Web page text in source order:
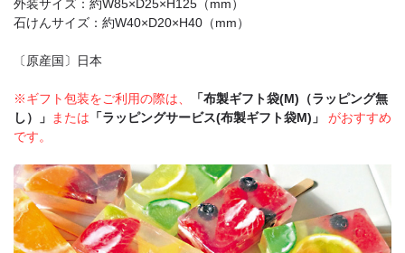
外装サイズ：約W85×D25×H125（mm）
石けんサイズ：約W40×D20×H40（mm）
〔原産国〕日本
※ギフト包装をご利用の際は、
「布製ギフト袋(M)（ラッピング無
し）」
または 「ラッピングサービス(布製ギフト袋M)」
がおすすめ
です。